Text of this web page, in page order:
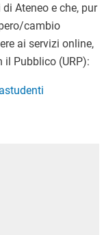
Ateneo e che, pur
cambio
ai servizi online,
il Pubblico (URP):